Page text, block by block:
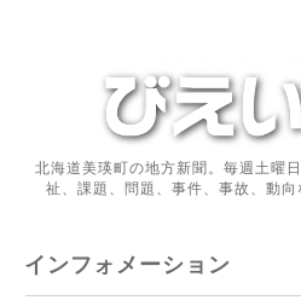
北海道美瑛町の地方新聞。毎週土曜
祉、課題、問題、事件、事故、動
インフォメーション